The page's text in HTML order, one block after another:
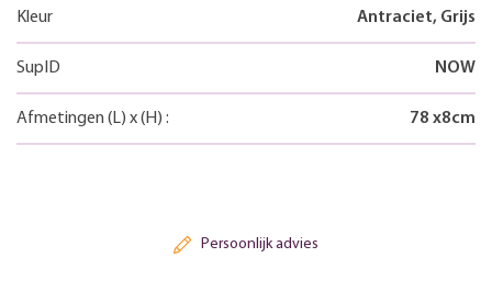
Kleur Antraciet, Grijs
SupID NOW
Afmetingen (L) x(H) : 78 x8cm
Persoonlijk advies